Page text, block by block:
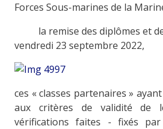
Forces Sous-marines de la
la remise des diplômes et
vendredi 23 septembre 2022,
ces « classes partenaires »
aux critères de validité de
vérifications faites - fixés